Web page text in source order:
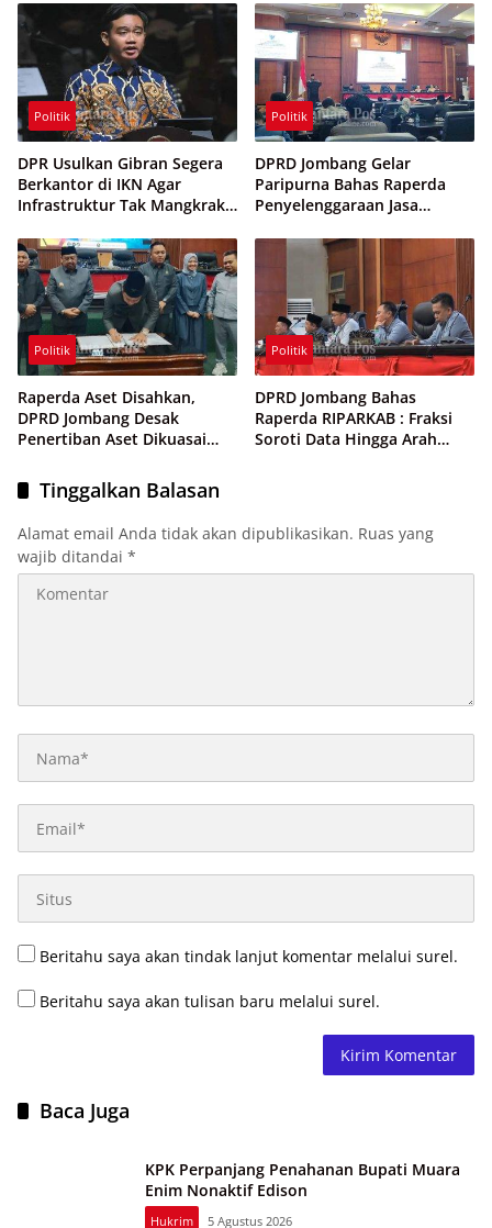
Desa
Politik
DPR Usulkan Gibran Segera
Berkantor di IKN Agar
Infrastruktur Tak Mangkrak
Politik
DPRD Jombang Gelar
Paripurna Bahas Raperda
Penyelenggaraan Jasa
Politik
Raperda Aset Disahkan,
DPRD Jombang Desak
Penertiban Aset Dikuasai
Politik
DPRD Jombang Bahas
Raperda RIPARKAB : Fraksi
Soroti Data Hingga Arah
Tinggalkan Balasan
Alamat email Anda tidak akan dipublikasikan. Ruas yang
wajib ditandai *
Beritahu saya akan tindak lanjut komentar melalui surel.
Beritahu saya akan tulisan baru melalui surel.
Baca Juga
KPK Perpanjang Penahanan Bupati Muara
Enim Nonaktif Edison
Hukrim 5 Agustus 2026